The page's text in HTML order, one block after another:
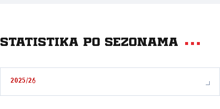
Statistika po sezonama
2025/26